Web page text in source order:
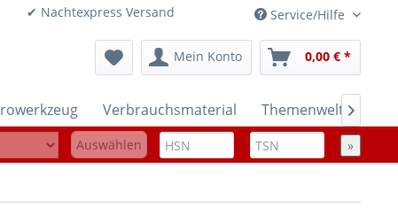
✔ Nachtexpress Versand Service/Hilfe
Mein Konto 0,00 € *
Verbrauchsmaterial Themenwelten

Auswählen »